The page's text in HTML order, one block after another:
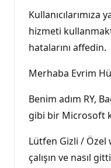
Kullanıcılarımıza
hizmeti
hatalarını affedin.
Merhaba Evrim
Benim adım RY,
gibi bir Microsoft
Lütfen Gizli / Özel
çalışın ve nasıl